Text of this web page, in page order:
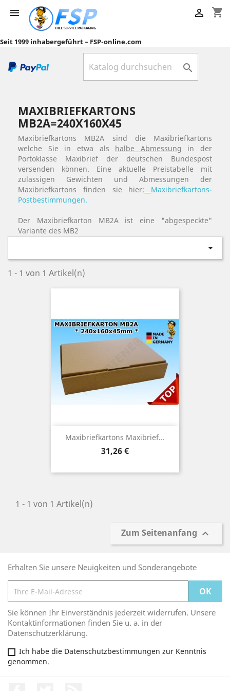
 shopping_cart

Seit 1999 inhabergeführt – FSP-online.com

MAXIBRIEFKARTONS
MB2A=240X160X45
Maxibriefkartons MB2A sind die Maxibriefkartons
welche Sie in etwa als halbe Abmessung in der
Portoklasse Maxibrief der deutschen Bundespost
versenden können. Eine aktuelle Preistabelle mit
zulassigen Gewichten und Abmessungen der
Maxibriefkartons finden sie hier:
Maxibriefkartons-
Postbestimmungen.
Der Maxibriefkarton MB2A ist eine "abgespeckte"
Variante des MB2

1 - 1 von 1 Artikel(n)
Maxibriefkartons Maxibrief...
Preis
31,26 €
1 - 1 von 1 Artikel(n)
Zum Seitenanfang 
Erhalten Sie unsere Neuigkeiten und Sonderangebote
Sie können Ihr Einverständnis jederzeit widerrufen. Unsere
Kontaktinformationen finden Sie u. a. in der
Datenschutzerklärung.
Ich habe die Datenschutzbestimmungen zur Kenntnis
genommen.